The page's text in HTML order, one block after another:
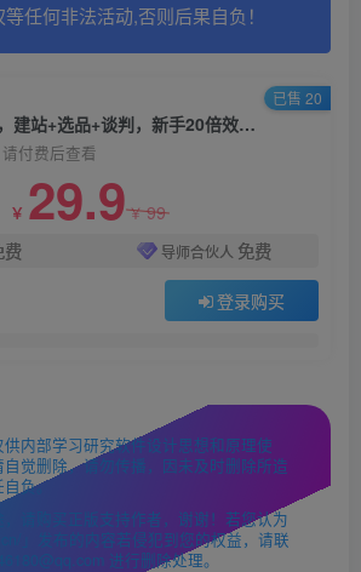
任何非法活动,否则后果自负！
AI外贸全链路实战，建站+选品+谈判，新手20倍效率速成指南
付费后查看
￥ 29.9￥99
费 导师合伙人 免费
登录购买
已售 20
内部学习研究软件设计思想和原理使
觉删除，请勿传播，因未及时删除所造
自负。
请购买正版支持作者，谢谢！若您认为
」发布的内容若侵犯到您的权益，请联
进行删除处理。